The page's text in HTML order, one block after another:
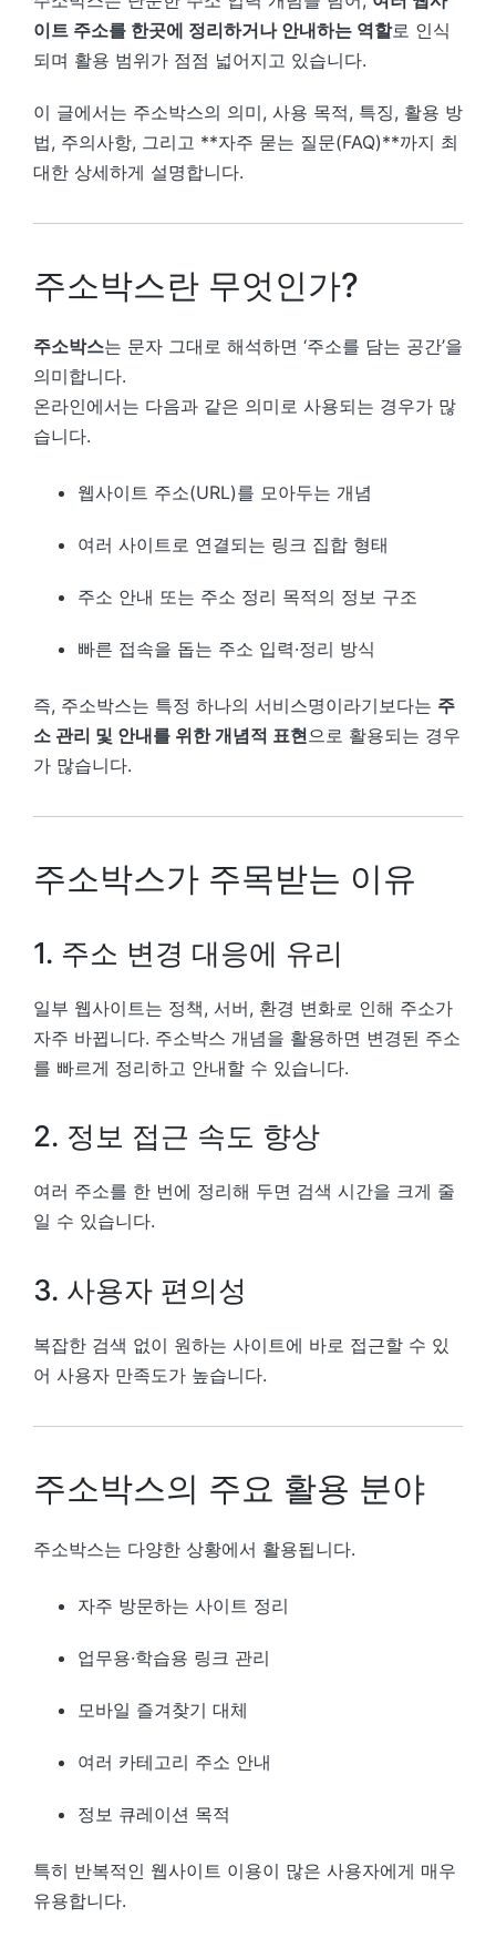
이트 주소를 한곳에 정리하거나 안내하는 역할로 인식
되며 활용 범위가 점점 넓어지고 있습니다.
이 글에서는 주소박스의 의미, 사용 목적, 특징, 활용 방
법, 주의사항, 그리고 **자주 묻는 질문(FAQ)**까지 최
대한 상세하게 설명합니다.
주소박스란 무엇인가?
주소박스는 문자 그대로 해석하면 ‘주소를 담는 공간’을
의미합니다.
온라인에서는 다음과 같은 의미로 사용되는 경우가 많
습니다.
웹사이트 주소(URL)를 모아두는 개념
여러 사이트로 연결되는 링크 집합 형태
주소 안내 또는 주소 정리 목적의 정보 구조
빠른 접속을 돕는 주소 입력·정리 방식
즉, 주소박스는 특정 하나의 서비스명이라기보다는 주
소 관리 및 안내를 위한 개념적 표현으로 활용되는 경우
가 많습니다.
주소박스가 주목받는 이유
1. 주소 변경 대응에 유리
일부 웹사이트는 정책, 서버, 환경 변화로 인해 주소가
자주 바뀝니다. 주소박스 개념을 활용하면 변경된 주소
를 빠르게 정리하고 안내할 수 있습니다.
2. 정보 접근 속도 향상
여러 주소를 한 번에 정리해 두면 검색 시간을 크게 줄
일 수 있습니다.
3. 사용자 편의성
복잡한 검색 없이 원하는 사이트에 바로 접근할 수 있
어 사용자 만족도가 높습니다.
주소박스의 주요 활용 분야
주소박스는 다양한 상황에서 활용됩니다.
자주 방문하는 사이트 정리
업무용·학습용 링크 관리
모바일 즐겨찾기 대체
여러 카테고리 주소 안내
정보 큐레이션 목적
특히 반복적인 웹사이트 이용이 많은 사용자에게 매우
유용합니다.